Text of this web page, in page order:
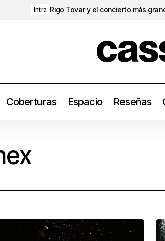
Intra Rigo Tovar y el concierto más
Coberturas Espacio Reseñas